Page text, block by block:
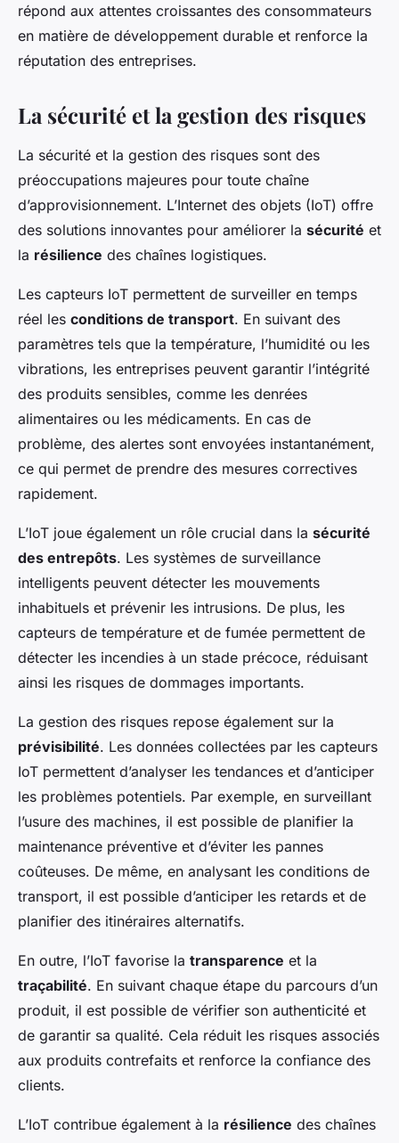
répond aux attentes croissantes des consommateurs
en matière de développement durable et renforce la
réputation des entreprises.
La sécurité et la gestion des risques
La sécurité et la gestion des risques sont des
préoccupations majeures pour toute chaîne
d’approvisionnement. L’Internet des objets (IoT) offre
des solutions innovantes pour améliorer la sécurité et
la résilience des chaînes logistiques.
Les capteurs IoT permettent de surveiller en temps
réel les conditions de transport. En suivant des
paramètres tels que la température, l’humidité ou les
vibrations, les entreprises peuvent garantir l’intégrité
des produits sensibles, comme les denrées
alimentaires ou les médicaments. En cas de
problème, des alertes sont envoyées instantanément,
ce qui permet de prendre des mesures correctives
rapidement.
L’IoT joue également un rôle crucial dans la sécurité
des entrepôts. Les systèmes de surveillance
intelligents peuvent détecter les mouvements
inhabituels et prévenir les intrusions. De plus, les
capteurs de température et de fumée permettent de
détecter les incendies à un stade précoce, réduisant
ainsi les risques de dommages importants.
La gestion des risques repose également sur la
prévisibilité. Les données collectées par les capteurs
IoT permettent d’analyser les tendances et d’anticiper
les problèmes potentiels. Par exemple, en surveillant
l’usure des machines, il est possible de planifier la
maintenance préventive et d’éviter les pannes
coûteuses. De même, en analysant les conditions de
transport, il est possible d’anticiper les retards et de
planifier des itinéraires alternatifs.
En outre, l’IoT favorise la transparence et la
traçabilité. En suivant chaque étape du parcours d’un
produit, il est possible de vérifier son authenticité et
de garantir sa qualité. Cela réduit les risques associés
aux produits contrefaits et renforce la confiance des
clients.
L’IoT contribue également à la résilience des chaînes